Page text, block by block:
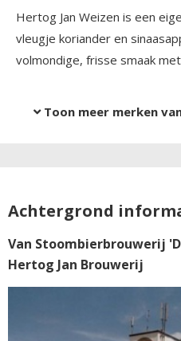
Hertog Jan Weizen is een
vleugje koriander en
volmondige, frisse smaak
Toon meer merken
Achtergrond
Van Stoombierbrouwerij
Hertog Jan Brouwerij